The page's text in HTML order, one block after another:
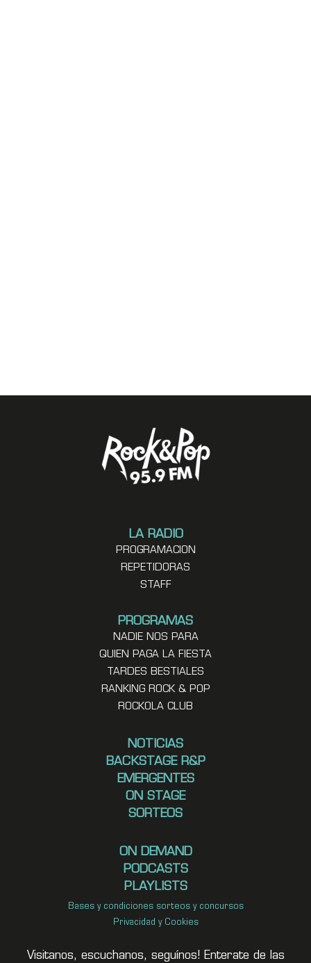
LA RADIO
PROGRAMACION
REPETIDORAS
STAFF
PROGRAMAS
NADIE NOS PARA
QUIEN PAGA LA FIESTA
TARDES BESTIALES
RANKING ROCK & POP
ROCKOLA CLUB
NOTICIAS
BACKSTAGE R&P
EMERGENTES
ON STAGE
SORTEOS
ON DEMAND
PODCASTS
PLAYLISTS
Bases y condiciones sorteos y concursos
Privacidad y Cookies
Visitanos, escuchanos, seguínos! Enterate de las